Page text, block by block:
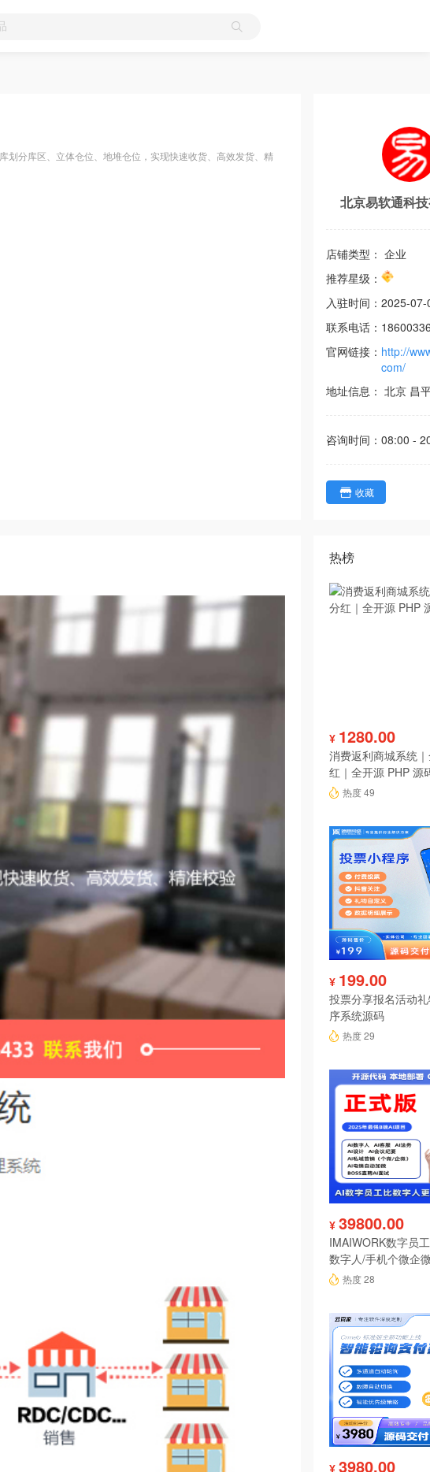
划分库区、立体仓位、地堆仓位，实现快速收货、高效发货、精
北京易软通科
店铺类型： 企业
推荐星级：
入驻时间： 2025-07-
联系电话：
官网链接： http://
com/
地址信息： 北京 昌
咨询时间： 08:00 -
收藏
热榜
¥ 1280.00
消费返利商城系统
红｜全开源 PHP 源
热度 49
¥ 199.00
投票分享报名活动
序系统源码
热度 29
¥ 39800.00
IMAIWORK数字员
数字人/手机个微企
陪练/电销/客服/法
热度 28
¥ 3980.00